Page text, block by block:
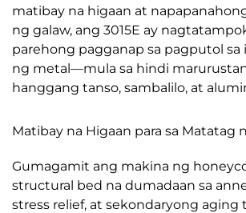
matibay na higaan at
ng galaw, ang 3015E ay
parehong pagganap sa pagputol sa
ng metal—mula sa hindi
hanggang tanso, sambalilo, at
Matibay na Higaan para sa Matatag
Gumagamit ang makina ng
structural bed na dumadaan sa
stress relief, at sekondaryong